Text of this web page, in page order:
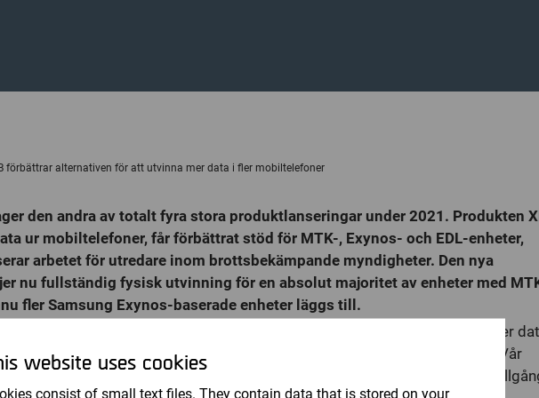
förbättrar alternativen för att utvinna mer data i fler mobiltelefoner
den andra av totalt fyra stora produktlanseringar under 2021. Produkten
ur mobiltelefoner, får förbättrat stöd för MTK-, Exynos- och EDL-enheter,
arbetet för utredare inom brottsbekämpande myndigheter. Den nya
nu fullständig fysisk utvinning för en absolut majoritet av enheter med
fler Samsung Exynos-baserade enheter läggs till.
att MSAB leder utvecklingen när det gäller att komma åt och extrahera mer
mobila enheter - det är en nyckel för att lösa fler brott snabbare. Vår
representerar betydande framsteg för att hjälpa utredare att få
website uses cookies
consist of small text files. They contain data that is stored on your